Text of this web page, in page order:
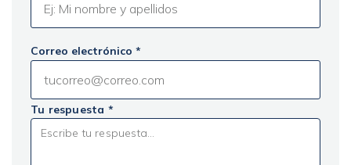
Correo electrónico *
Tu respuesta *